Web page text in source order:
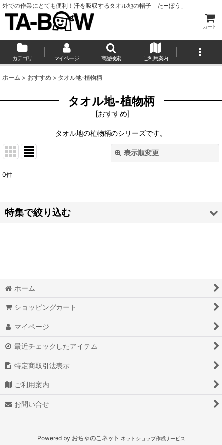
外での作業にとても便利！汗を吸収するタオル地の帽子「たーぼう」
カート
カテゴリ マイページ 商品検索 ご利用案内
ホーム > おすすめ > タオル地-植物柄
タオル地-植物柄
[おすすめ]
タオル地の植物柄のシリーズです。
表示順変更
並び順:
0件
特集で絞り込む
タオル地-動物柄
タオル地-植物柄
タオル地-模様
綿100%-無地柄
綿100%-動物柄
綿100%-植物柄
ホーム
ショッピングカート
マイページ
最近チェックしたアイテム
特定商取引法表示
ご利用案内
お問い合せ
Powered by おちゃのこネット ネットショップ作成サービス